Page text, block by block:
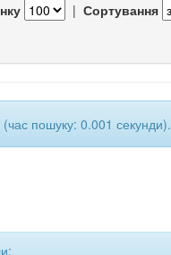
| Сортування
(час пошуку: 0.001 секунди).